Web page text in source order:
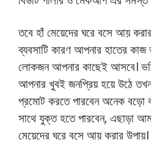
তবে হাঁ মেয়েদের ঘরে বসে আয়
ব্যবসাটি কারণ আপনার হাতের
লোকজন আপনার কাছেই আসবে।
আপনার খুবই জনপ্রিয় হয়ে উঠে তখন
প্রমোট করতে পারবেন অনেক বড়ো
সাথে যুক্ত হতে পারবেন, এছাড়া
মেয়েদের ঘরে বসে আয় করার উপায়।